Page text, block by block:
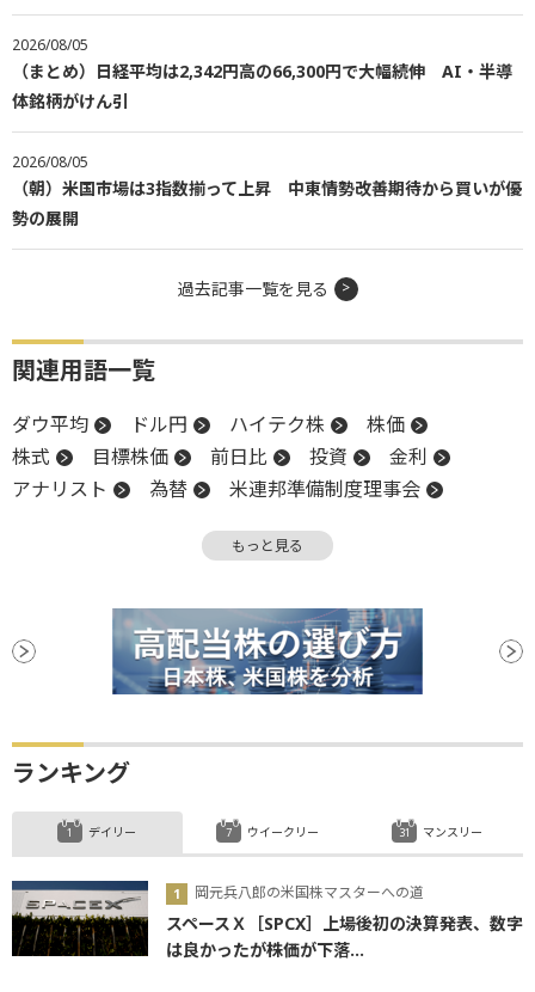
2026/08/05
（まとめ）日経平均は2,342円高の66,300円で大幅続伸 AI・半導
体銘柄がけん引
2026/08/05
（朝）米国市場は3指数揃って上昇 中東情勢改善期待から買いが優
勢の展開
過去記事一覧を見る
関連用語一覧
ダウ平均 ドル円 ハイテク株
株価
株式
目標株価 前日比 投資
金利
アナリスト
為替
米連邦準備制度理事会
NASDAQ
反発
利下げ
もっと見る
ランキング
デイリー
岡元兵八郎の米国株マスターへの道
スペースＸ［SPCX］上場後初の決算発表、数字
は良かったが株価が下落...
ウイークリー マンスリー